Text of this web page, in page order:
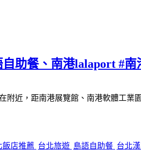
助餐、南港lalaport #南
附近，距南港展覽館、南港軟體工業
飯店推薦 台北旅遊 島語自助餐 台北